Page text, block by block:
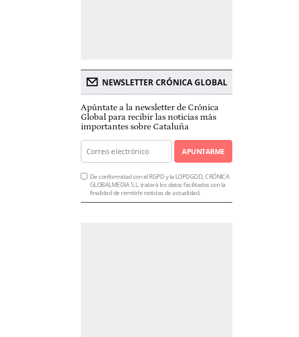
NEWSLETTER CRÓNICA GLOBAL
Apúntate a la newsletter de Crónica
Global para recibir las noticias más
importantes sobre Cataluña
APUNTARME
De conformidad con el RGPD y la LOPDGDD, CRÓNICA
GLOBALMEDIA S.L. tratará los datos facilitados con la
finalidad de remitirle noticias de actualidad.